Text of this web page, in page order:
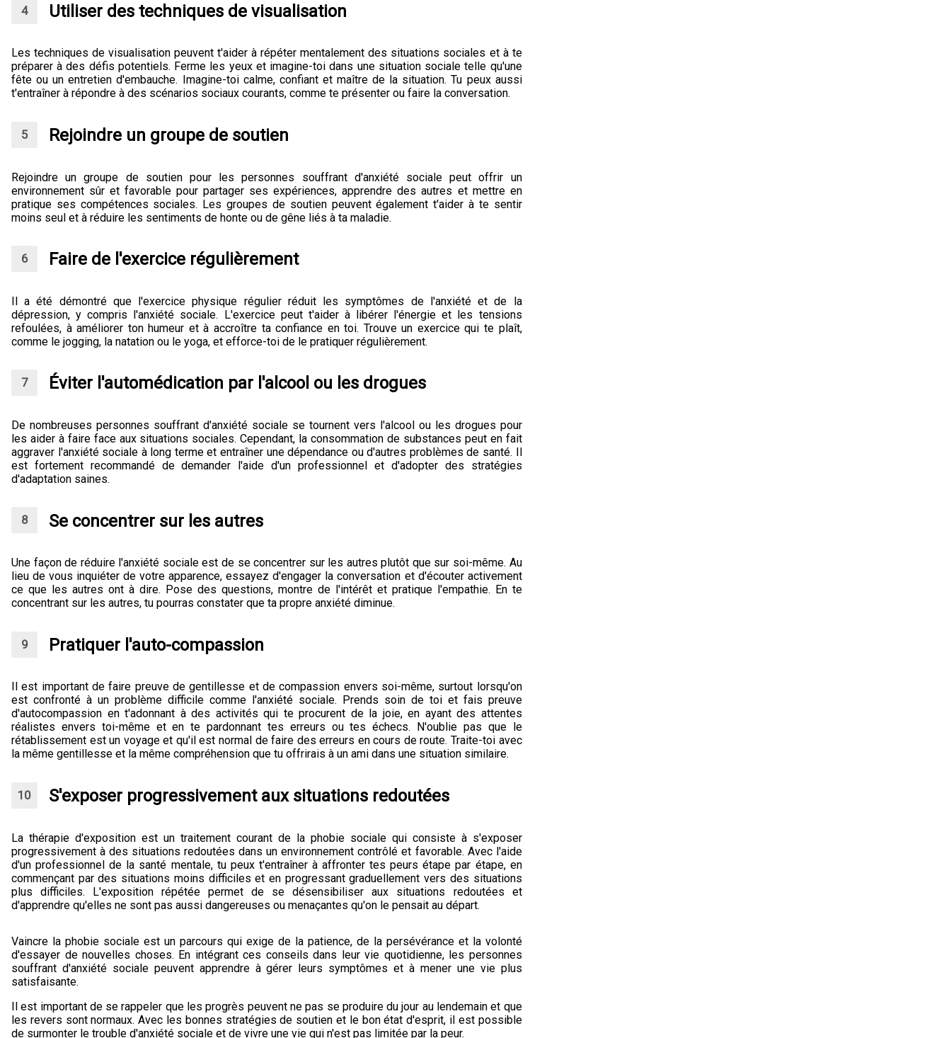
Utiliser des techniques de visualisation
Les techniques de visualisation peuvent t'aider à répéter mentalement des situations sociales et à te
préparer à des défis potentiels. Ferme les yeux et imagine-toi dans une situation sociale telle qu'une
fête ou un entretien d'embauche. Imagine-toi calme, confiant et maître de la situation. Tu peux aussi
t'entraîner à répondre à des scénarios sociaux courants, comme te présenter ou faire la conversation.
Rejoindre un groupe de soutien
Rejoindre un groupe de soutien pour les personnes souffrant d'anxiété sociale peut offrir un
environnement sûr et favorable pour partager ses expériences, apprendre des autres et mettre en
pratique ses compétences sociales. Les groupes de soutien peuvent également t'aider à te sentir
moins seul et à réduire les sentiments de honte ou de gêne liés à ta maladie.
Faire de l'exercice régulièrement
Il a été démontré que l'exercice physique régulier réduit les symptômes de l'anxiété et de la
dépression, y compris l'anxiété sociale. L'exercice peut t'aider à libérer l'énergie et les tensions
refoulées, à améliorer ton humeur et à accroître ta confiance en toi. Trouve un exercice qui te plaît,
comme le jogging, la natation ou le yoga, et efforce-toi de le pratiquer régulièrement.
Éviter l'automédication par l'alcool ou les drogues
De nombreuses personnes souffrant d'anxiété sociale se tournent vers l'alcool ou les drogues pour
les aider à faire face aux situations sociales. Cependant, la consommation de substances peut en fait
aggraver l'anxiété sociale à long terme et entraîner une dépendance ou d'autres problèmes de santé. Il
est fortement recommandé de demander l'aide d'un professionnel et d'adopter des stratégies
d'adaptation saines.
Se concentrer sur les autres
Une façon de réduire l'anxiété sociale est de se concentrer sur les autres plutôt que sur soi-même. Au
lieu de vous inquiéter de votre apparence, essayez d'engager la conversation et d'écouter activement
ce que les autres ont à dire. Pose des questions, montre de l'intérêt et pratique l'empathie. En te
concentrant sur les autres, tu pourras constater que ta propre anxiété diminue.
Pratiquer l'auto-compassion
Il est important de faire preuve de gentillesse et de compassion envers soi-même, surtout lorsqu'on
est confronté à un problème difficile comme l'anxiété sociale. Prends soin de toi et fais preuve
d'autocompassion en t'adonnant à des activités qui te procurent de la joie, en ayant des attentes
réalistes envers toi-même et en te pardonnant tes erreurs ou tes échecs. N'oublie pas que le
rétablissement est un voyage et qu'il est normal de faire des erreurs en cours de route. Traite-toi avec
la même gentillesse et la même compréhension que tu offrirais à un ami dans une situation similaire.
S'exposer progressivement aux situations redoutées
La thérapie d'exposition est un traitement courant de la phobie sociale qui consiste à s'exposer
progressivement à des situations redoutées dans un environnement contrôlé et favorable. Avec l'aide
d'un professionnel de la santé mentale, tu peux t'entraîner à affronter tes peurs étape par étape, en
commençant par des situations moins difficiles et en progressant graduellement vers des situations
plus difficiles. L'exposition répétée permet de se désensibiliser aux situations redoutées et
d'apprendre qu'elles ne sont pas aussi dangereuses ou menaçantes qu'on le pensait au départ.
Vaincre la phobie sociale est un parcours qui exige de la patience, de la persévérance et la volonté
d'essayer de nouvelles choses. En intégrant ces conseils dans leur vie quotidienne, les personnes
souffrant d'anxiété sociale peuvent apprendre à gérer leurs symptômes et à mener une vie plus
satisfaisante.
Il est important de se rappeler que les progrès peuvent ne pas se produire du jour au lendemain et que
les revers sont normaux. Avec les bonnes stratégies de soutien et le bon état d'esprit, il est possible
de surmonter le trouble d'anxiété sociale et de vivre une vie qui n'est pas limitée par la peur.